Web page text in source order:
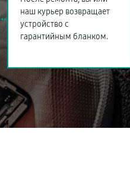
наш курьер возвращает
устройство с
гарантийным бланком.